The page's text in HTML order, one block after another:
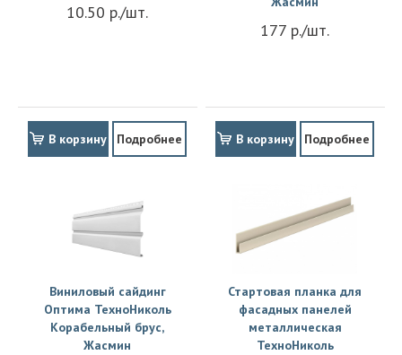
10.50 р./шт.
В корзину Подробнее
177 р./шт.
В корзину Подробнее
Виниловый сайдинг
Оптима ТехноНиколь
Корабельный брус,
Жасмин
Стартовая планка для
фасадных панелей
металлическая
ТехноНиколь